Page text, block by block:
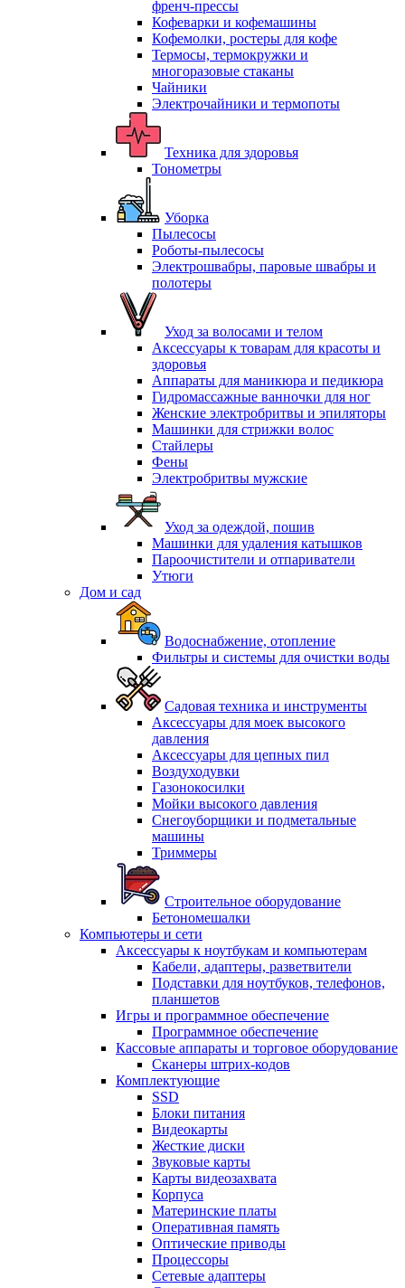
френч-прессы
Кофеварки и кофемашины
Кофемолки, ростеры для кофе
Термосы, термокружки и
многоразовые стаканы
Чайники
Электрочайники и термопоты
Техника для здоровья
Тонометры
Уборка
Пылесосы
Роботы-пылесосы
Электрошвабры, паровые швабры и
полотеры
Уход за волосами и телом
Аксессуары к товарам для красоты и
здоровья
Аппараты для маникюра и педикюра
Гидромассажные ванночки для ног
Женские электробритвы и эпиляторы
Машинки для стрижки волос
Стайлеры
Фены
Электробритвы мужские
Уход за одеждой, пошив
Машинки для удаления катышков
Пароочистители и отпариватели
Утюги
Дом и сад
Водоснабжение, отопление
Фильтры и системы для очистки воды
Садовая техника и инструменты
Аксессуары для моек высокого
давления
Аксессуары для цепных пил
Воздуходувки
Газонокосилки
Мойки высокого давления
Снегоуборщики и подметальные
машины
Триммеры
Строительное оборудование
Бетономешалки
Компьютеры и сети
Аксессуары к ноутбукам и компьютерам
Кабели, адаптеры, разветвители
Подставки для ноутбуков, телефонов,
планшетов
Игры и программное обеспечение
Программное обеспечение
Кассовые аппараты и торговое оборудование
Сканеры штрих-кодов
Комплектующие
SSD
Блоки питания
Видеокарты
Жесткие диски
Звуковые карты
Карты видеозахвата
Корпуса
Материнские платы
Оперативная память
Оптические приводы
Процессоры
Сетевые адаптеры